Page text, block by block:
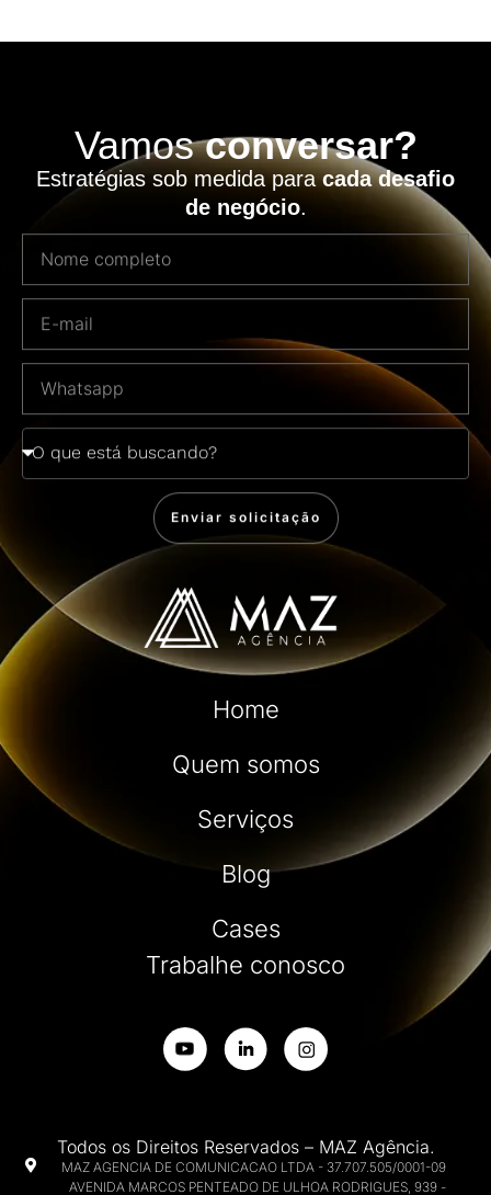
Vamosconversar?
Estratégias sob medida paracada desafio
de negócio.
Enviar solicitação
Home
Quem somos
Serviços
Blog
Cases
Trabalhe conosco
Todos os Direitos Reservados – MAZ Agência.
MAZ AGENCIA DE COMUNICACAO LTDA - 37.707.505/0001-09
AVENIDA MARCOS PENTEADO DE ULHOA RODRIGUES, 939 -